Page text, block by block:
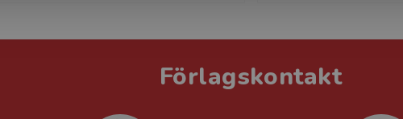
Förlagskontakt